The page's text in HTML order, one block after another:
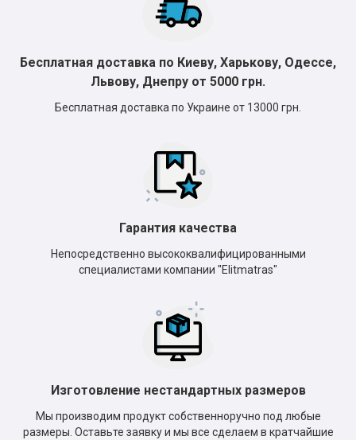
Бесплатная доставка по Киеву, Харькову, Одессе,
Львову, Днепру от 5000 грн.
Бесплатная доставка по Украине от 13000 грн.
Гарантия качества
Непосредственно высококвалифицированными
специалистами компании "Elitmatras"
Изготовление нестандартных размеров
Мы производим продукт собственноручно под любые
размеры. Оставьте заявку и мы все сделаем в кратчайшие